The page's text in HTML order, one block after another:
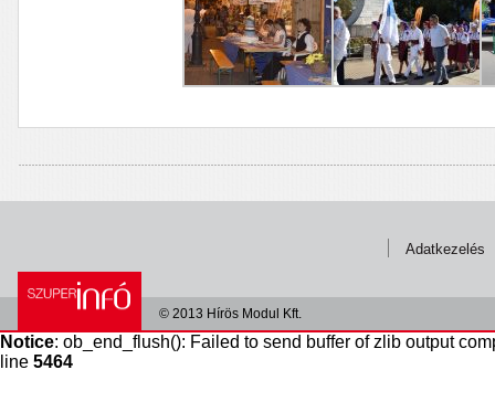
Adatkezelés
© 2013 Hírös Modul Kft.
Notice: ob_end_flush(): Failed to send buffer of zlib output
line 5464